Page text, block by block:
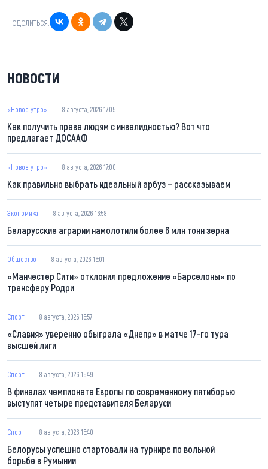
Поделиться:
НОВОСТИ
«Новое утро» 8 августа, 2026 17:05
Как получить права людям с инвалидностью? Вот что
предлагает ДОСААФ
«Новое утро» 8 августа, 2026 17:00
Как правильно выбрать идеальный арбуз – рассказываем
Экономика 8 августа, 2026 16:58
Беларусские аграрии намолотили более 6 млн тонн зерна
Общество 8 августа, 2026 16:01
«Манчестер Сити» отклонил предложение «Барселоны» по
трансферу Родри
Спорт 8 августа, 2026 15:57
«Славия» уверенно обыграла «Днепр» в матче 17-го тура
высшей лиги
Спорт 8 августа, 2026 15:49
В финалах чемпионата Европы по современному пятиборью
выступят четыре представителя Беларуси
Спорт 8 августа, 2026 15:40
Белорусы успешно стартовали на турнире по вольной
борьбе в Румынии